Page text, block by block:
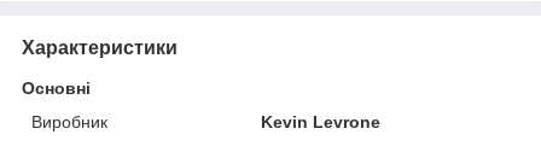
Характеристики
Основні
Виробник
Kevin Levrone